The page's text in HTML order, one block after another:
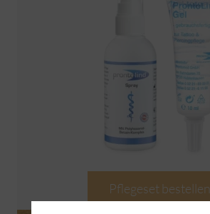
Pflegeset bestellen